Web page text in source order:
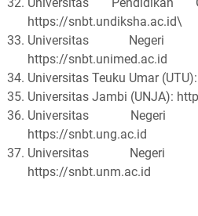
https://snbt.undiksha.ac.id\
Universitas Negeri
https://snbt.unimed.ac.id
Universitas Teuku Umar
Universitas Jambi (UNJA):
Universitas Negeri
https://snbt.ung.ac.id
Universitas Negeri
https://snbt.unm.ac.id